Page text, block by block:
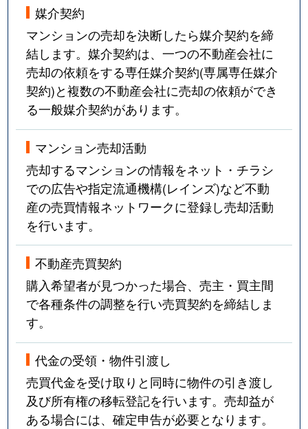
媒介契約
マンションの売却を決断したら媒介契約を締
結します。媒介契約は、一つの不動産会社に
売却の依頼をする専任媒介契約(専属専任媒介
契約)と複数の不動産会社に売却の依頼ができ
る一般媒介契約があります。
マンション売却活動
売却するマンションの情報をネット・チラシ
での広告や指定流通機構(レインズ)など不動
産の売買情報ネットワークに登録し売却活動
を行います。
不動産売買契約
購入希望者が見つかった場合、売主・買主間
で各種条件の調整を行い売買契約を締結しま
す。
代金の受領・物件引渡し
売買代金を受け取りと同時に物件の引き渡し
及び所有権の移転登記を行います。売却益が
ある場合には、確定申告が必要となります。